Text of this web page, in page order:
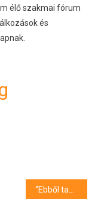
élő szakmai fórum
és